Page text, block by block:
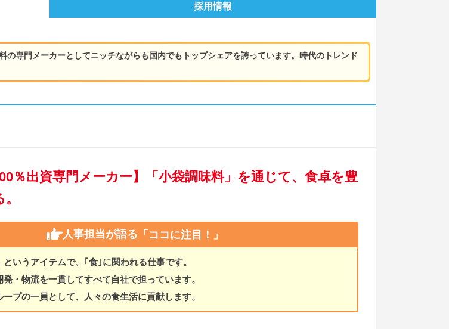
採用情報
の専門メーカーとしてニッチながらも国内でもトップシェアを誇っています。時代のトレンド
％出資専門メーカー】「小袋調味料」を通じて、食卓を豊
人事担当が語る 「ココに注目！」
というアイテムで、｢食｣に関われる仕事です。
・物流を一貫してすべて自社で担っています。
プの一員として、人々の食生活に貢献します。